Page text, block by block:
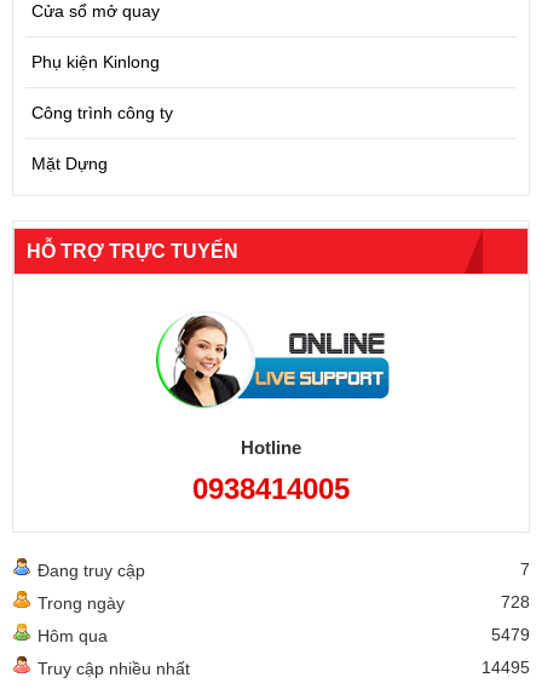
Cửa sổ mở quay
Phụ kiện Kinlong
Công trình công ty
Mặt Dựng
HỖ TRỢ TRỰC TUYẾN
Hotline
0938414005
Đang truy cập
7
Trong ngày
728
Hôm qua
5479
Truy cập nhiều nhất
14495